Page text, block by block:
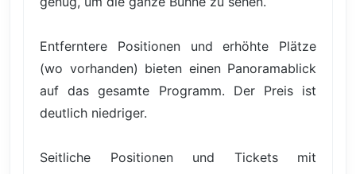
Entferntere Positionen und erhöhte Plätze
(wo vorhanden) bieten einen Panoramablick
auf das gesamte Programm. Der Preis ist
deutlich niedriger.
Seitliche Positionen und Tickets mit